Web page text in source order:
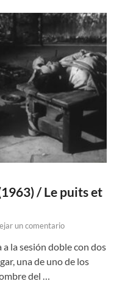
/ Le puits et
un comentario
la sesión doble con dos
una de uno de los
del …